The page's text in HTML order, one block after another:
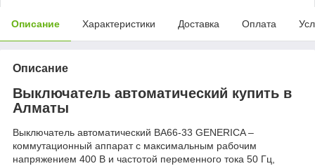
Описание Характеристики Доставка Оплата
Описание
Выключатель автоматический купить в
Алматы
Выключатель автоматический ВА66-33 GENERICA –
коммутационный аппарат с максимальным рабочим
напряжением 400 В и частотой переменного тока 50 Гц,